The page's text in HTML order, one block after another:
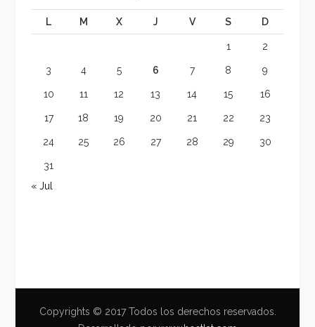
L M X J V S D
1 2
3 4 5 6 7 8 9
10 11 12 13 14 15 16
17 18 19 20 21 22 23
24 25 26 27 28 29 30
31
« Jul
Copyrights © 2017 Todos los derechos reservados.